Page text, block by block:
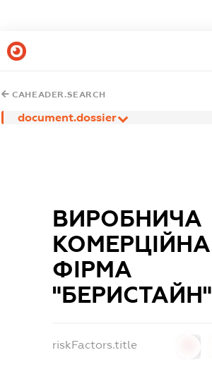
CAHEADER.SEARCH
document.dossier
ВИРОБНИЧА
КОМЕРЦІЙНА
ФІРМА
"БЕРИСТАЙН"
riskFactors.title